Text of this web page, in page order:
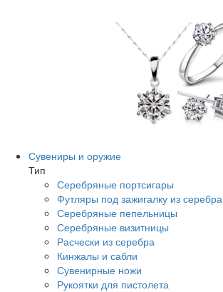
Сувениры и оружие
Тип
Серебряные портсигары
Футляры под зажигалку из серебра
Серебряные пепельницы
Серебряные визитницы
Расчески из серебра
Кинжалы и сабли
Сувенирные ножи
Рукоятки для пистолета